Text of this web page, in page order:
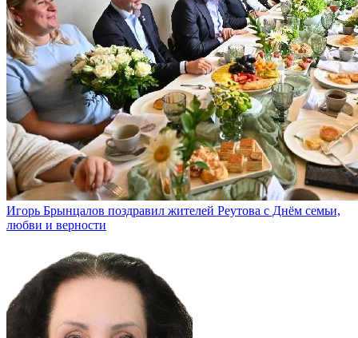
Игорь Брынцалов поздравил жителей Реутова с Днём семьи,
любви и верности